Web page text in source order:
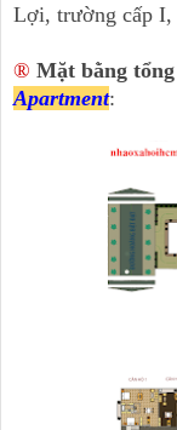
Lợi, trường cấp I,
® Mặt bằng
Apartment: